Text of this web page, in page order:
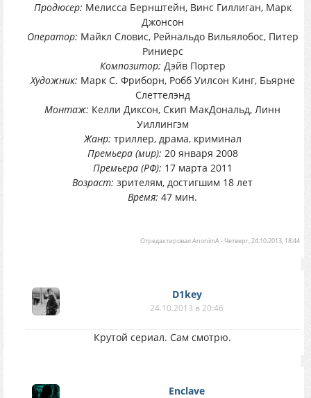
Продюсер: Мелисса Бернштейн, Винс Гиллиган, Марк
Джонсон
Оператор: Майкл Словис, Рейнальдо Вильялобос, Питер
Риниерс
Композитор: Дэйв Портер
Художник: Марк С. Фриборн, Робб Уилсон Кинг, Бьярне
Слеттелэнд
Монтаж: Келли Диксон, Скип МакДональд, Линн
Уиллингэм
Жанр: триллер, драма, криминал
Премьера (мир): 20 января 2008
Премьера (РФ): 17 марта 2011
Возраст: зрителям, достигшим 18 лет
Время: 47 мин.
ОтредактировалAnonimA-Четверг, 24.10.2013, 18:44
D1key
24.10.2013 в 20:46
Крутой сериал. Сам смотрю.
Enclave